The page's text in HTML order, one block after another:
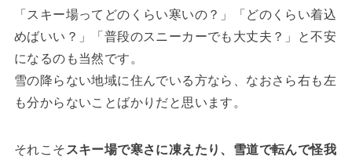
「スキー場ってどのくらい寒いの？」「どのくらい着込
めばいい？」「普段のスニーカーでも大丈夫？」と不安
になるのも当然です。
雪の降らない地域に住んでいる方なら、なおさら右も左
も分からないことばかりだと思います。
それこそ スキー場で寒さに凍えたり、雪道で転んで怪我